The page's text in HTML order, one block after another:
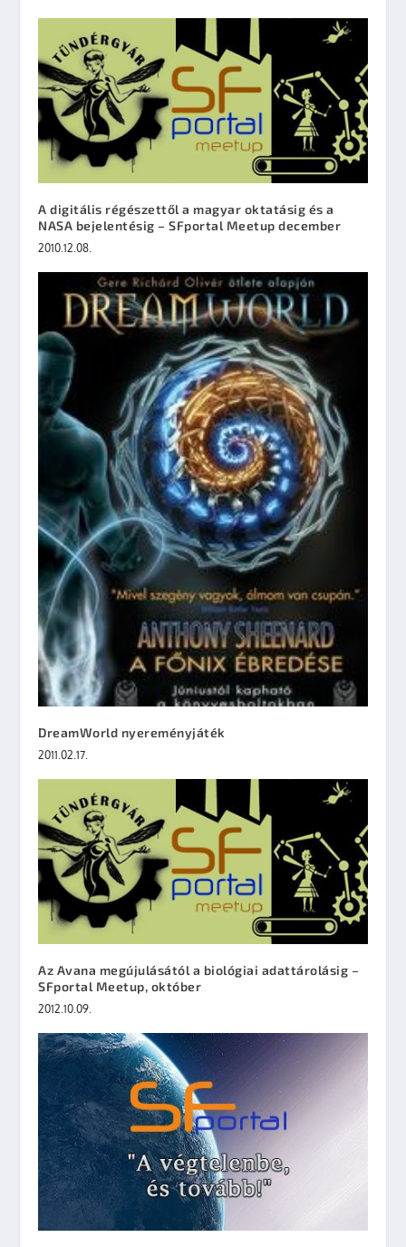
A digitális régészettől a magyar oktatásig és a
NASA bejelentésig – SFportal Meetup december
2010.12.08.
DreamWorld nyereményjáték
2011.02.17.
Az Avana megújulásától a biológiai adattárolásig –
SFportal Meetup, október
2012.10.09.